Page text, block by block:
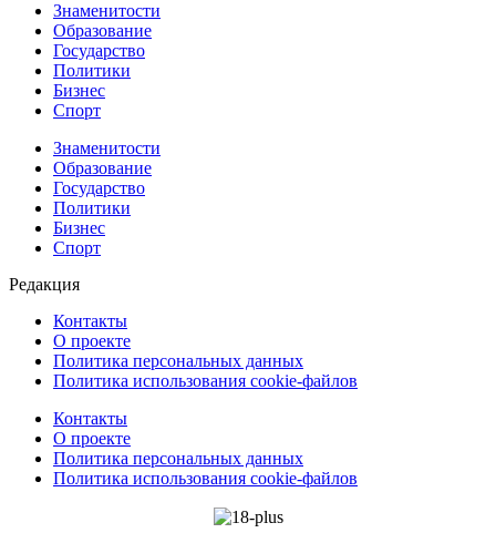
Знаменитости
Образование
Государство
Политики
Бизнес
Спорт
Знаменитости
Образование
Государство
Политики
Бизнес
Спорт
Редакция
Контакты
О проекте
Политика персональных данных
Политика использования cookie-файлов
Контакты
О проекте
Политика персональных данных
Политика использования cookie-файлов